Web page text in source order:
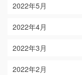
2022年5月
2022年4月
2022年3月
2022年2月